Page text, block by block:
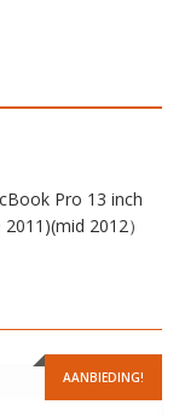
Pro 13 inch
2012）
AANBIEDING!